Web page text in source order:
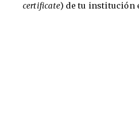
certificate) de tu institución